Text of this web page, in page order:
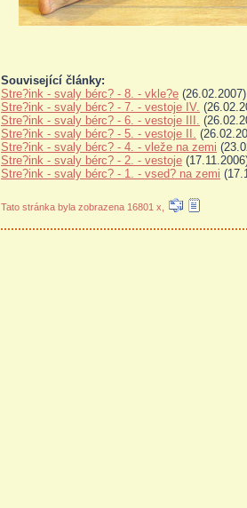
Související články:
Stre?ink - svaly bérc? - 8. - vkle?e (26.02.2007)
Stre?ink - svaly bérc? - 7. - vestoje IV.
Stre?ink - svaly bérc? - 6. - vestoje III.
Stre?ink - svaly bérc? - 5. - vestoje II.
Stre?ink - svaly bérc? - 4. - vleže na zemi
Stre?ink - svaly bérc? - 2. - vestoje
Stre?ink - svaly bérc? - 1. - vsed? na zemi
Tato stránka byla zobrazena 16801 x,